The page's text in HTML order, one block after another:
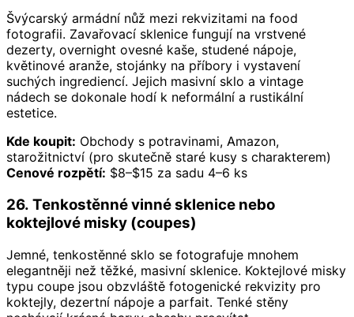
Švýcarský armádní nůž mezi rekvizitami na food
fotografii. Zavařovací sklenice fungují na vrstvené
dezerty, overnight ovesné kaše, studené nápoje,
květinové aranže, stojánky na příbory i vystavení
suchých ingrediencí. Jejich masivní sklo a vintage
nádech se dokonale hodí k neformální a rustikální
estetice.
Kde koupit: Obchody s potravinami, Amazon,
starožitnictví (pro skutečně staré kusy s charakterem)
Cenové rozpětí: $8–$15 za sadu 4–6 ks
26. Tenkostěnné vinné sklenice nebo
koktejlové misky (coupes)
Jemné, tenkostěnné sklo se fotografuje mnohem
elegantněji než těžké, masivní sklenice. Koktejlové misky
typu coupe jsou obzvláště fotogenické rekvizity pro
koktejly, dezertní nápoje a parfait. Tenké stěny